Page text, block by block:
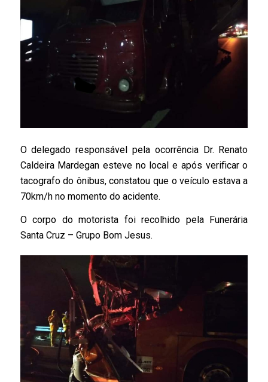
O delegado responsável pela ocorrência Dr. Renato
Caldeira Mardegan esteve no local e após verificar o
tacografo do ônibus, constatou que o veículo estava a
70km/h no momento do acidente.
O corpo do motorista foi recolhido pela Funerária
Santa Cruz – Grupo Bom Jesus.